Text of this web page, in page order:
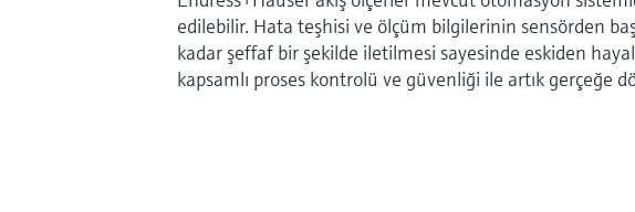
edilebilir. Hata teşhisi ve ölçüm bilgilerinin sensörden
kadar şeffaf bir şekilde iletilmesi sayesinde eskiden
kapsamlı proses kontrolü ve güvenliği ile artık gerçeğe